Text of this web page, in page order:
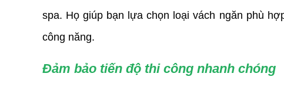
spa. Họ giúp bạn lựa chọn loại vách ngăn phù
công năng.
Đảm bảo tiến độ thi công nhanh chóng